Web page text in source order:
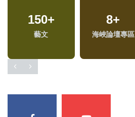
150+
藝文
8+
海峽論壇專區